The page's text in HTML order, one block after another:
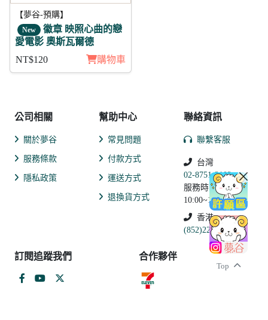
Top
【夢谷-預購】
New 徽章 映照心曲的戀
愛電影 奧斯瓦爾德
NT$120
購物車
公司相關
關於夢谷
服務條款
隱私政策
幫助中心
常見問題
付款方式
運送方式
退換貨方式
聯絡資訊
聯繫客服
台灣
02-8751-2102
服務時間:
10:00~19:00
香港
(852)2250-9311
訂閱追蹤我們 合作夥伴